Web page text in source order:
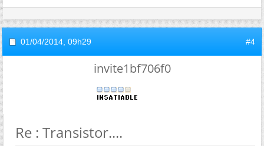
01/04/2014, 09h29 #4
invite1bf706f0
Re : Transistor....